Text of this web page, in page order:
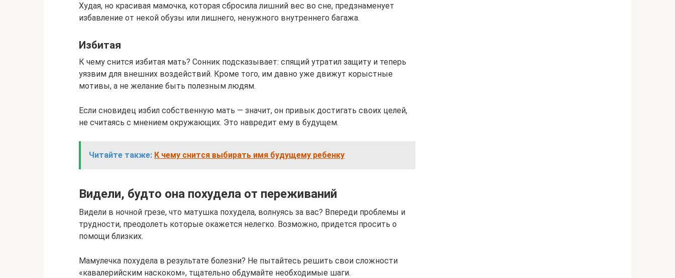
Худая, но красивая мамочка, которая сбросила лишний вес во сне, предзнаменует
избавление от некой обузы или лишнего, ненужного внутреннего багажа.
Избитая
К чему снится избитая мать? Сонник подсказывает: спящий утратил защиту и теперь
уязвим для внешних воздействий. Кроме того, им давно уже движут корыстные
мотивы, а не желание быть полезным людям.
Если сновидец избил собственную мать — значит, он привык достигать своих целей,
не считаясь с мнением окружающих. Это навредит ему в будущем.
Читайте также: К чему снится выбирать имя будущему ребенку
Видели, будто она похудела от переживаний
Видели в ночной грезе, что матушка похудела, волнуясь за вас? Впереди проблемы и
трудности, преодолеть которые окажется нелегко. Возможно, придется просить о
помощи близких.
Мамулечка похудела в результате болезни? Не пытайтесь решить свои сложности
«кавалерийским наскоком», тщательно обдумайте необходимые шаги.